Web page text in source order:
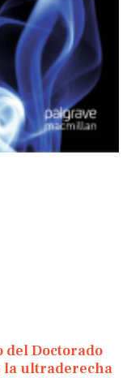
del Doctorado
la ultraderecha